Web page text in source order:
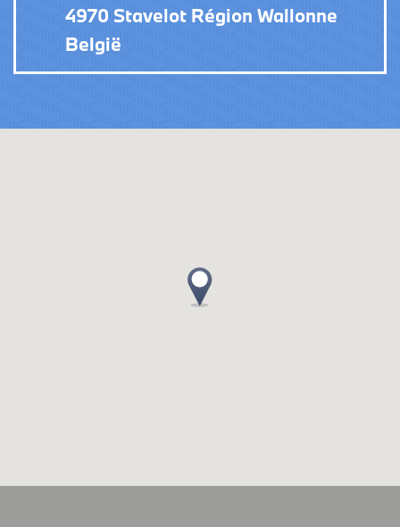
4970 Stavelot Région Wallonne
België